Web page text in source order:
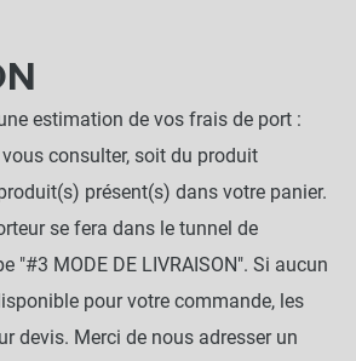
estimation de vos frais de port :
consulter, soit du produit
présent(s) dans votre panier.
se fera dans le tunnel de
"#3 MODE DE LIVRAISON". Si aucun
pour votre commande, les
devis. Merci de nous adresser un